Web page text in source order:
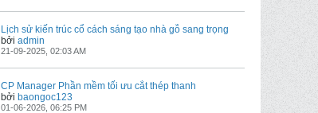
Lịch sử kiến trúc cổ cách sáng tạo nhà gỗ sang trọng
bởi admin
21-09-2025, 02:03 AM
CP Manager Phần mềm tối ưu cắt thép thanh
bởi baongoc123
01-06-2026, 06:25 PM